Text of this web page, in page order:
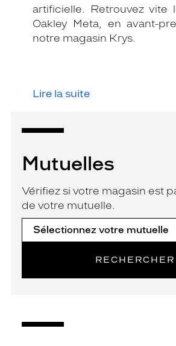
artificielle. Retrouvez vite
Oakley Meta, en avant-
notre magasin Krys.
Lire la suite
Mutuelles
Vérifiez si votre magasin est
de votre mutuelle.
RECHERCHER